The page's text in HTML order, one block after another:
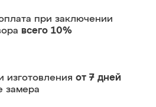
при заключении
всего 10%
изготовления от 7 дней
замера